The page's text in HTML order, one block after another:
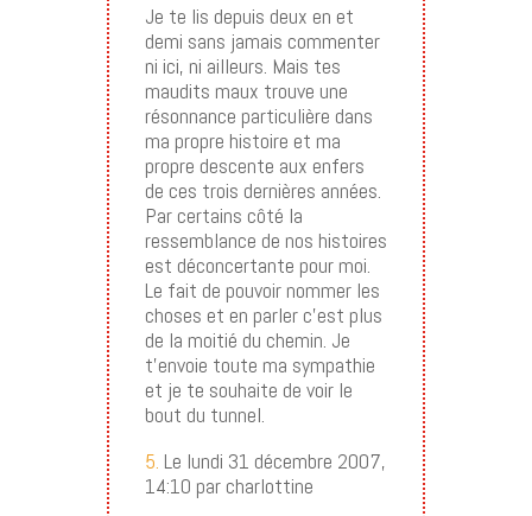
Je te lis depuis deux en et
demi sans jamais commenter
ni ici, ni ailleurs. Mais tes
maudits maux trouve une
résonnance particulière dans
ma propre histoire et ma
propre descente aux enfers
de ces trois dernières années.
Par certains côté la
ressemblance de nos histoires
est déconcertante pour moi.
Le fait de pouvoir nommer les
choses et en parler c’est plus
de la moitié du chemin. Je
t’envoie toute ma sympathie
et je te souhaite de voir le
bout du tunnel.
5. Le lundi 31 décembre 2007,
14:10 par charlottine